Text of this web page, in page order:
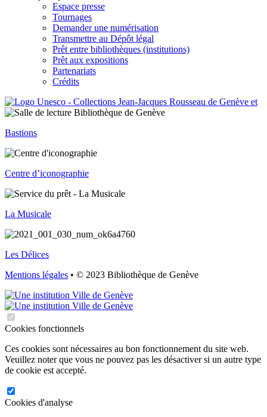
Espace presse
Tournages
Demander une numérisation
Transmettre au Dépôt légal
Prêt entre bibliothèques (institutions)
Prêt aux expositions
Partenariats
Crédits
Bastions
Centre d’iconographie
La Musicale
Les Délices
Mentions légales • © 2023 Bibliothèque de Genève
Cookies fonctionnels
Ces cookies sont nécessaires au bon fonctionnement du site web.
Veuillez noter que vous ne pouvez pas les désactiver si un autre type
de cookie est accepté.
Cookies d'analyse